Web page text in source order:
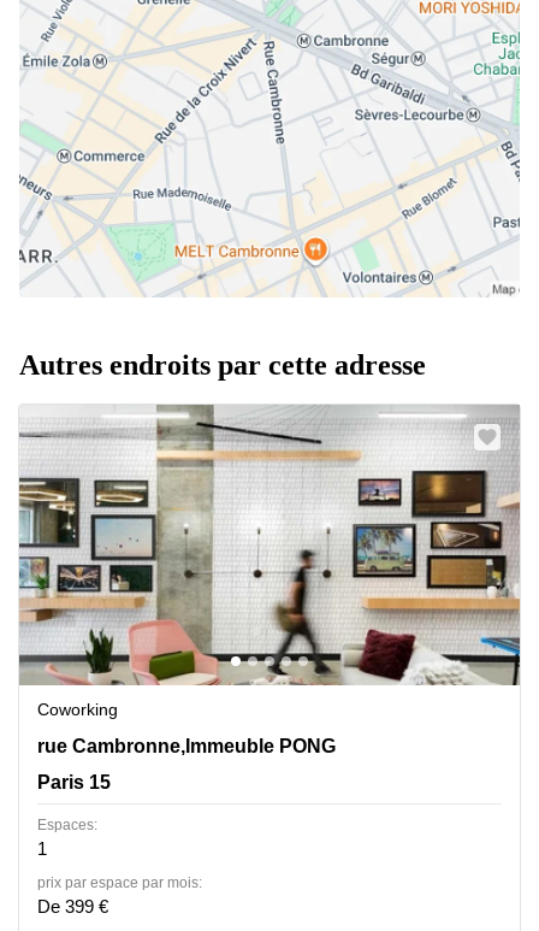
Autres endroits par cette adresse
Coworking
42 rue Cambronne,Immeuble PONG, Paris 15
rue Cambronne,Immeuble PONG
Paris 15
Espaces:
1
prix par espace par mois:
De 399 €